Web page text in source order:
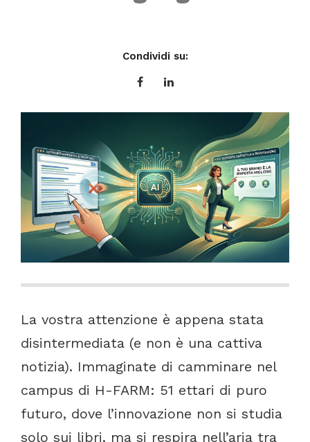
Condividi su:
La vostra attenzione è appena stata
disintermediata (e non è una cattiva
notizia). Immaginate di camminare nel
campus di H-FARM: 51 ettari di puro
futuro, dove l’innovazione non si studia
solo sui libri, ma si respira nell’aria tra